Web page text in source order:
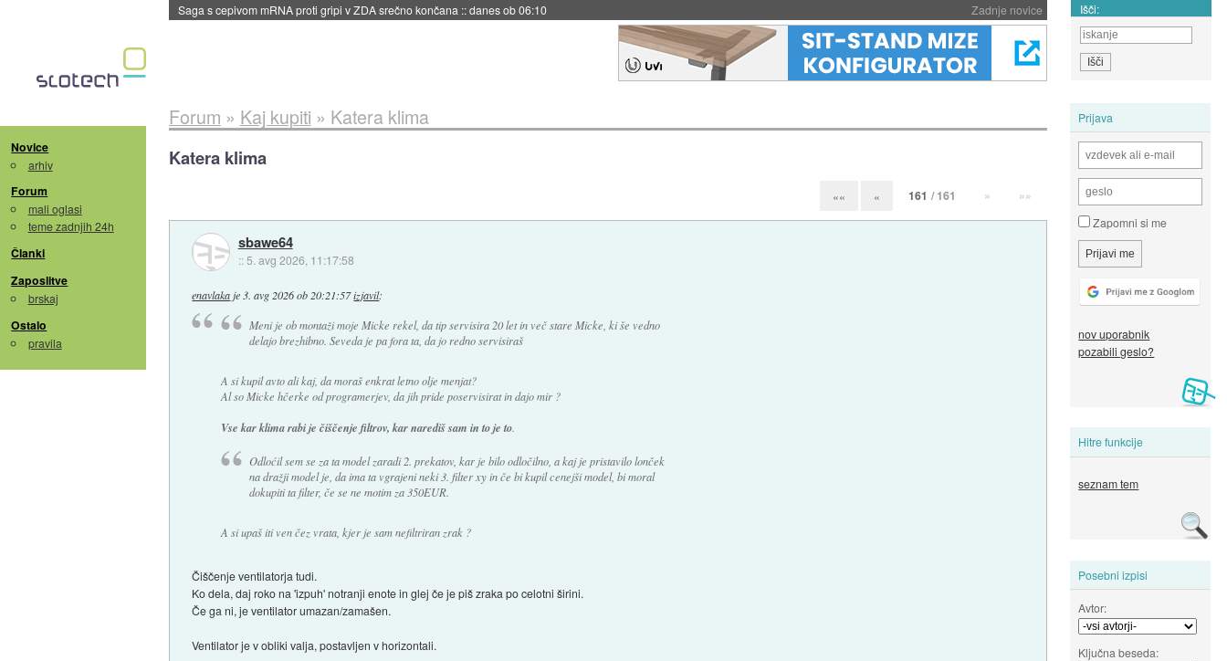
Zadnje novice
danes ob 06:09 Išči:
Novice
arhiv
Forum
mali oglasi
teme zadnjih 24h
Članki
Zaposlitve
brskaj
Ostalo
pravila
Prijava
Zapomni si me
nov uporabnik
pozabili geslo?
Hitre funkcije
seznam tem
Posebni izpisi
Avtor:
Ključna beseda:
Forum » Kaj kupiti » Katera klima
Katera klima
«« « 161 / 161 » »»
sbawe64
:: 5. avg 2026, 11:17:58
enavlaka je 3. avg 2026 ob 20:21:57izjavil:
Meni je ob montaži moje Micke rekel, da tip servisira 20 let in več stare Micke, ki še vedno
delajo brezhibno. Seveda je pa fora ta, da jo redno servisiraš
A si kupil avto ali kaj, da moraš enkrat letno olje menjat?
Al so Micke hčerke od programerjev, da jih pride poservisirat in dajo mir ?
Vse kar klima rabi je čiščenje filtrov, kar narediš sam in to je to.
Odloćil sem se za ta model zaradi 2. prekatov, kar je bilo odločilno, a kaj je pristavilo lonček
na dražji model je, da ima ta vgrajeni neki 3. filter xy in če bi kupil cenejši model, bi moral
dokupiti ta filter, če se ne motim za 350EUR.
A si upaš iti ven čez vrata, kjer je sam nefiltriran zrak ?
Čiščenje ventilatorja tudi.
Ko dela, daj roko na 'izpuh' notranji enote in glej če je piš zraka po celotni širini.
Če ga ni, je ventilator umazan/zamašen.
Ventilator je v obliki valja, postavljen v horizontali.